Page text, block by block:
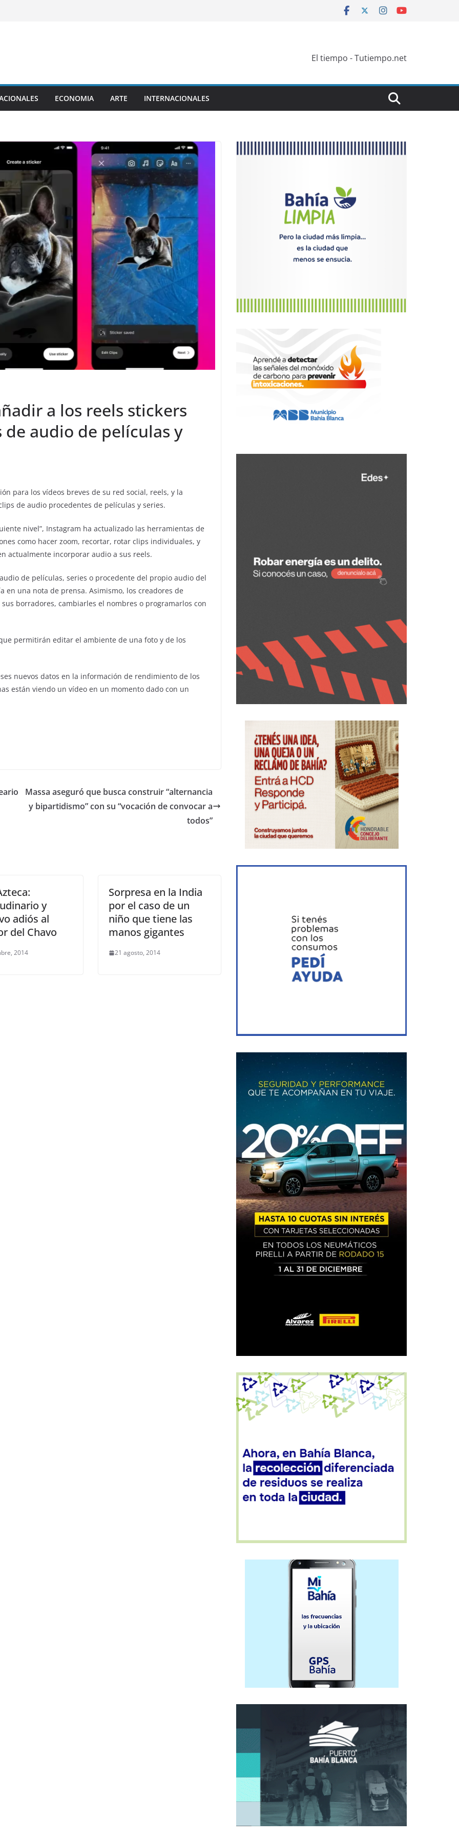
El tiempo - Tutiempo.net
ECONOMIA ARTE INTERNACIONALES
a los reels stickers
audio de películas y
para los vídeos breves de su red social, reels, y la
de audio procedentes de películas y series.
nivel”, Instagram ha actualizado las herramientas de
como hacer zoom, recortar, rotar clips individuales, y
actualmente incorporar audio a sus reels.
de películas, series o procedente del propio audio del
una nota de prensa. Asimismo, los creadores de
borradores, cambiarles el nombres o programarlos con
permitirán editar el ambiente de una foto y de los
nuevos datos en la información de rendimiento de los
están viendo un vídeo en un momento dado con un
Massa aseguró que busca construir “alternancia
y bipartidismo” con su “vocación de convocar a
todos”
y
adiós al
del Chavo
2014
Sorpresa en la India
por el caso de un
niño que tiene las
manos gigantes
21 agosto, 2014